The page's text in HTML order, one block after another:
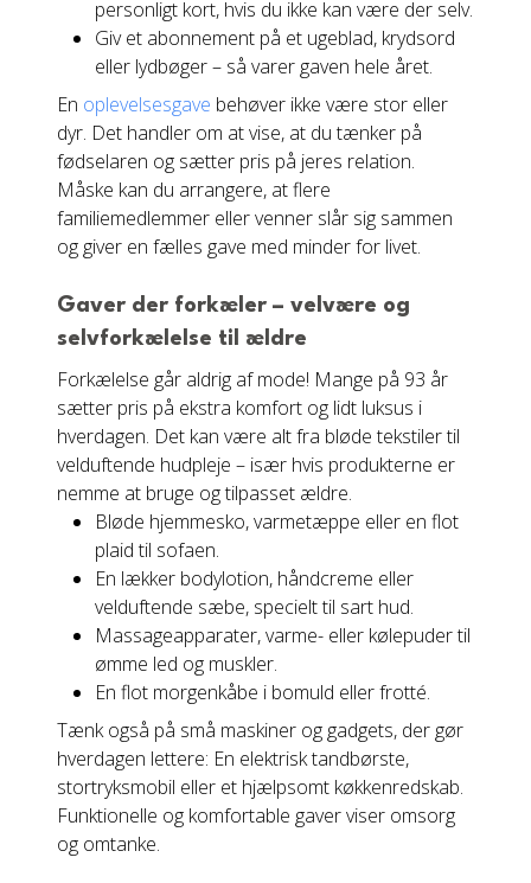
personligt kort, hvis du ikke kan være der selv.
Giv et abonnement på et ugeblad, krydsord
eller lydbøger – så varer gaven hele året.
En oplevelsesgave behøver ikke være stor eller
dyr. Det handler om at vise, at du tænker på
fødselaren og sætter pris på jeres relation.
Måske kan du arrangere, at flere
familiemedlemmer eller venner slår sig sammen
og giver en fælles gave med minder for livet.
Gaver der forkæler – velvære og
selvforkælelse til ældre
Forkælelse går aldrig af mode! Mange på 93 år
sætter pris på ekstra komfort og lidt luksus i
hverdagen. Det kan være alt fra bløde tekstiler til
velduftende hudpleje – især hvis produkterne er
nemme at bruge og tilpasset ældre.
Bløde hjemmesko, varmetæppe eller en flot
plaid til sofaen.
En lækker bodylotion, håndcreme eller
velduftende sæbe, specielt til sart hud.
Massageapparater, varme- eller kølepuder til
ømme led og muskler.
En flot morgenkåbe i bomuld eller frotté.
Tænk også på små maskiner og gadgets, der gør
hverdagen lettere: En elektrisk tandbørste,
stortryksmobil eller et hjælpsomt køkkenredskab.
Funktionelle og komfortable gaver viser omsorg
og omtanke.